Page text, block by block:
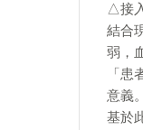
△接
結合
弱，
「
意義
基於